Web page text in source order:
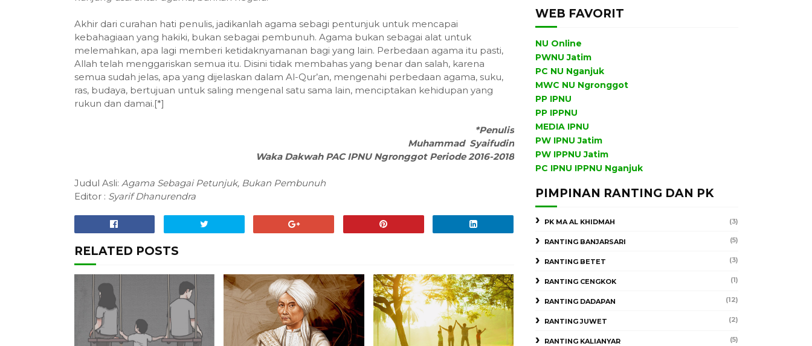
Akhir dari curahan hati penulis, jadikanlah agama sebagi pentunjuk untuk mencapai
kebahagiaan yang hakiki, bukan sebagai pembunuh. Agama bukan sebagai alat untuk
melemahkan, apa lagi memberi ketidaknyamanan bagi yang lain. Perbedaan agama itu pasti,
Allah telah menggariskan semua itu. Disini tidak membahas yang benar dan salah, karena
semua sudah jelas, apa yang dijelaskan dalam Al-Qur’an, mengenahi perbedaan agama, suku,
ras, budaya, bertujuan untuk saling mengenal satu sama lain, menciptakan kehidupan yang
rukun dan damai.[*]
*Penulis
Muhammad Syaifudin
Waka Dakwah PAC IPNU Ngronggot Periode 2016-2018
Judul Asli: Agama Sebagai Petunjuk, Bukan Pembunuh
Editor : Syarif Dhanurendra
RELATED POSTS
WEB FAVORIT
NU Online
PWNU Jatim
PC NU Nganjuk
MWC NU Ngronggot
PP IPNU
PP IPPNU
MEDIA IPNU
PW IPNU Jatim
PW IPPNU Jatim
PC IPNU IPPNU Nganjuk
PIMPINAN RANTING DAN PK
PK MA AL KHIDMAH (3)
RANTING BANJARSARI (5)
RANTING BETET (3)
RANTING CENGKOK (1)
RANTING DADAPAN (12)
RANTING JUWET (2)
RANTING KALIANYAR (5)